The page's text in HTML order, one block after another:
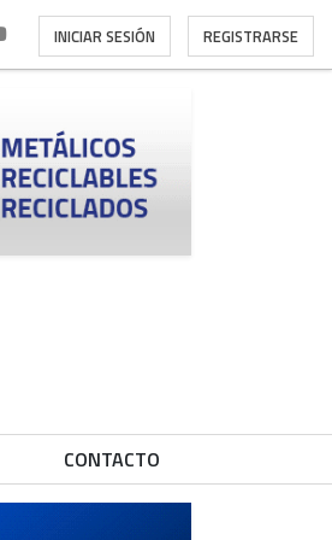
INICIAR SESIÓN REGISTRARSE
CONTACTO